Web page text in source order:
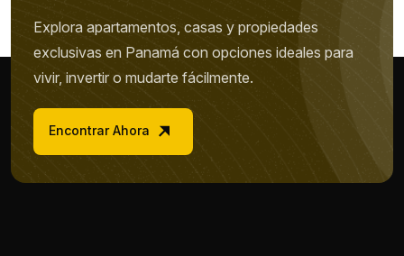
Explora apartamentos, casas y propiedades
exclusivas en Panamá con opciones ideales para
vivir, invertir o mudarte fácilmente.
Encontrar Ahora